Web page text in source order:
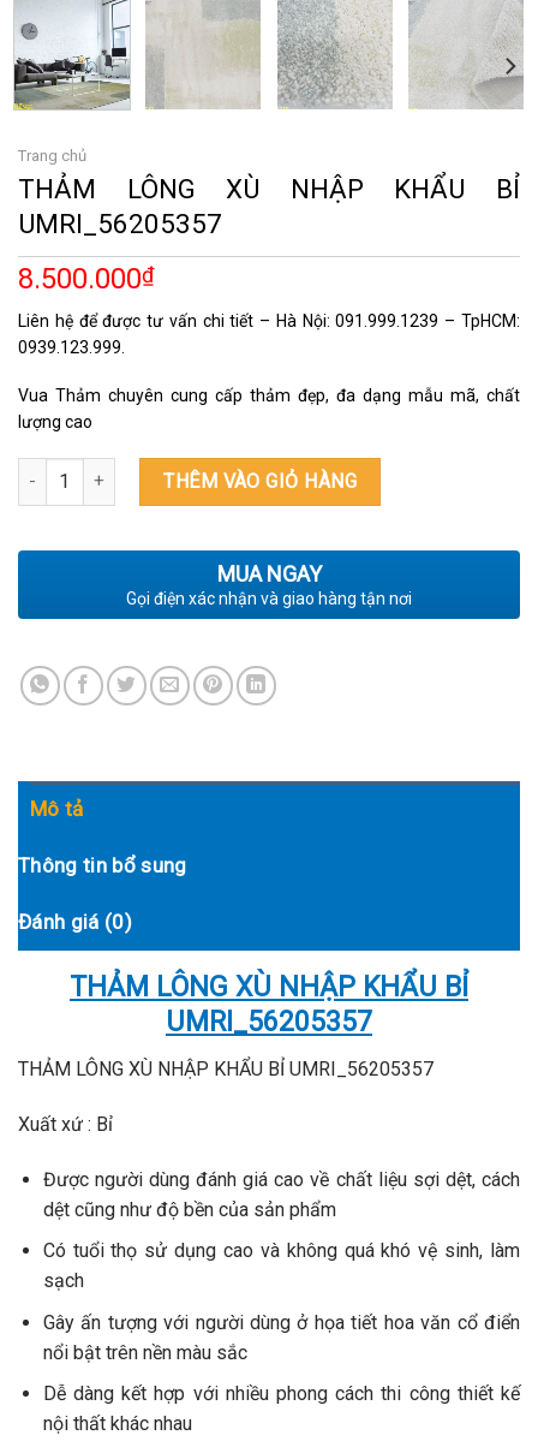
Trang chủ
THẢM LÔNG XÙ NHẬP KHẨU BỈ
UMRI_56205357
8.500.000₫
Liên hệ để được tư vấn chi tiết – Hà Nội: 091.999.1239 – TpHCM:
0939.123.999.
Vua Thảm chuyên cung cấp thảm đẹp, đa dạng mẫu mã, chất
lượng cao
THẢM LÔNG XÙ NHẬP KHẨU BỈ UMRI_56205357 số lượng
THÊM VÀO GIỎ HÀNG
MUA NGAY
Gọi điện xác nhận và giao hàng tận nơi
Mô tả
Thông tin bổ sung
Đánh giá (0)
THẢM LÔNG XÙ NHẬP KHẨU BỈ
UMRI_56205357
THẢM LÔNG XÙ NHẬP KHẨU BỈ UMRI_56205357
Xuất xứ : Bỉ
Được người dùng đánh giá cao về chất liệu sợi dệt, cách
dệt cũng như độ bền của sản phẩm
Có tuổi thọ sử dụng cao và không quá khó vệ sinh, làm
sạch
Gây ấn tượng với người dùng ở họa tiết hoa văn cổ điển
nổi bật trên nền màu sắc
Dễ dàng kết hợp với nhiều phong cách thi công thiết kế
nội thất khác nhau